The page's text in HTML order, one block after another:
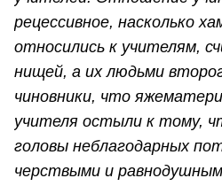
рецессивное, насколько
относились к учителям,
нищей, а их людьми
чиновники, что
учителя остыли к тому,
головы неблагодарных
черствыми и